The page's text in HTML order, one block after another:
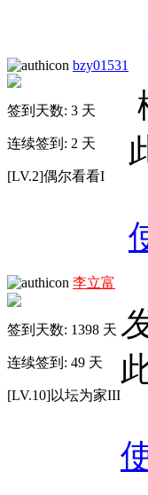
bzy01531
签到天数: 3 天
连续签到: 2 天
[LV.2]偶尔看看I
李立富
签到天数: 1398 天
连续签到: 49 天
[LV.10]以坛为家III